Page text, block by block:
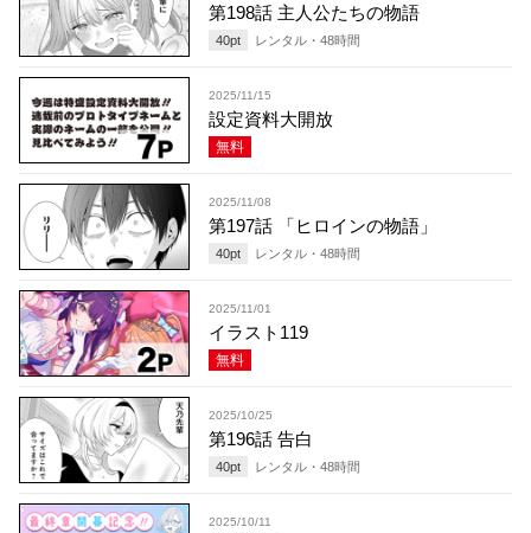
第198話 主人公たちの物語
40pt レンタル・ 48時間
2025/11/15
設定資料大開放
無料
2025/11/08
第197話 「ヒロインの物語」
40pt レンタル・ 48時間
2025/11/01
イラスト119
無料
2025/10/25
第196話 告白
40pt レンタル・ 48時間
2025/10/11